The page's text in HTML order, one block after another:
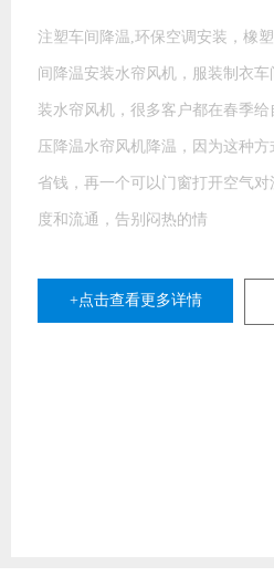
注塑车间降温,环保空调安装，橡
间降温安装水帘风机，服装制衣
装水帘风机，很多客户都在春季
压降温水帘风机降温，因为这种
省钱，再一个可以门窗打开空气
度和流通，告别闷热的情
+点击查看更多详情